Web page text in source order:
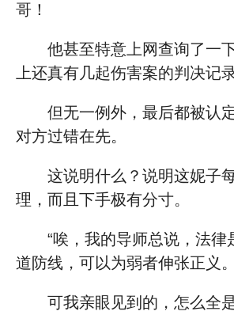
哥！
他甚至特意上网查询了一
上还真有几起伤害案的判决记
但无一例外，最后都被认
对方过错在先。
这说明什么？说明这妮子
理，而且下手极有分寸。
“唉，我的导师总说，法律
道防线，可以为弱者伸张正义。
可我亲眼见到的，怎么全